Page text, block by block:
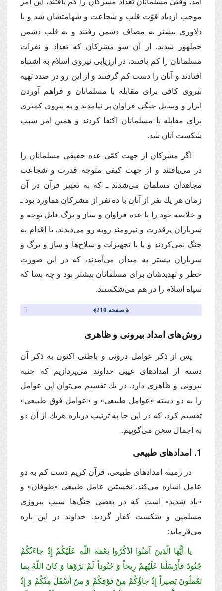
آمد. وقتى مسلمانان تعداد مشركان را كم یافتند، این امر
موجب ازدیاد قوّت قلب و شجاعت و شهامتشان شد و با
دلاورى بیشتر به مصاف دشمن رفتند و به قلب دشمن
حملهور شدند. از آن سو مشركان كه تعداد و نفرات
مسلمانان را كم یافتند، در ارزیابى نیروى اسلام به اشتباه
افتادند و آنان را دست كم گرفتند و از این رو در صدد تهیه
نیروى كافى براى مقابله با مسلمانان و فراهم آوردن
ابزار و وسایل جنگى فراوان بر نیامدند و به نیروى كمترى
براى مقابله با مسلمانان اكتفا كردند و همین امر سبب
شكست آنان شد.
اگر مشركان از جهت كمّى عده حقیقى مسلمانان را
در مى‌یافتند و از جهت كیفى متوجه قدرت و شجاعت
مجاهدان مسلمان مى‌شدند ـ كه به تعبیر قرآن در آن
زمان هر یك نفر از آنان با ده نفر از مشركان هماورد بود ـ
و خلاصه خود را با عده فراوان و ساز و برگ قابل توجه و
سربازان پرقدرت و نیرومند روبه رو مى‌دیدند، یا اقدام به
جنگ نمى‌كردند و یا با تجهیزات و سلاح‌ها و ساز و برگ و
سربازان بیشتر به میدان مى‌آمدند، كه در این صورت
خطر و تهدیدشان براى مسلمانان بیشتر بود و چه بسا كه
سپاه اسلام را در هم مى‌شكستند.
﴿ صفحه 210﴾
روش‌هاى امداد بیرونى و ظاهرى
پس از ذكر عوامل درونى و باطنى اكنون به ذكر آن
دسته از امدادهاى غیبى خداوند مى‌پردازیم كه جنبه
بیرونى و ظاهرى دارد. در یك تقسیم مى‌توان این عوامل
را به دو دسته «عوامل طبیعى» و «عوامل فوق طبیعى»
تقسیم كرد، كه در این جا به ترتیب درباره هریك از آن دو
به اجمال سخن مى‌گوییم.
1. امدادهاى طبیعى
در زمینه امدادهاى طبیعى، قرآن كریم دست كم به دو
عامل اشاره مى‌كند. نخستین عامل طبیعى «طوفان» و
«باد شدید» است كه در بعضى جنگ‌ها سبب پیروزى
مسلمین و شكست كفار گردید. خداوند در این باره
مى‌فرماید:
یا أَیُّهَا الَّذِینَ آمَنُوا اذْكُرُوا نِعْمَةَ اللّهِ عَلَیْكُمْ إِذْ جاءَتْكُمْ
جُنُودٌ فَأَرْسَلْنا عَلَیْهِمْ رِیحاً وَ جُنُوداً لَمْ تَرَوْها وَ كانَ اللّهُ بِما
تَعْمَلُونَ بَصِیراً إِذْ جاؤُكُمْ مِنْ فَوْقِكُمْ وَ مِنْ أَسْفَلَ مِنْكُمْ وَ إِذْ